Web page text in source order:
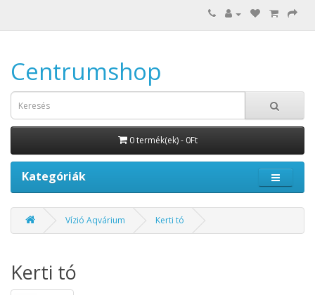
Centrumshop
0 termék(ek) - 0Ft
Kategóriák
Vízió Aqvárium Kerti tó
Kerti tó